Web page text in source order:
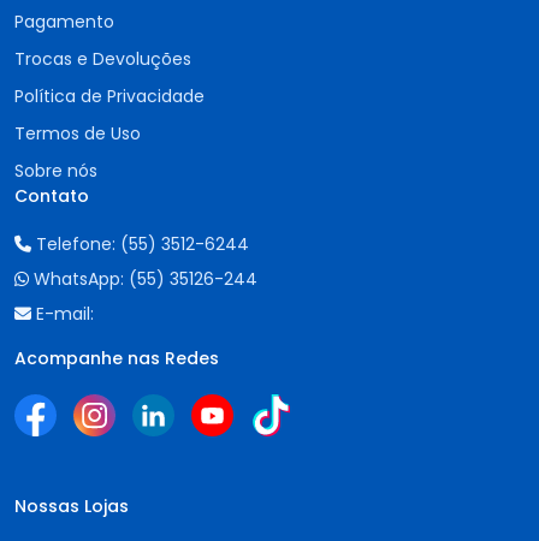
Pagamento
Trocas e Devoluções
Política de Privacidade
Termos de Uso
Sobre nós
Contato
Telefone: (55) 3512-6244
WhatsApp: (55) 35126-244
E-mail:
Acompanhe nas Redes
Nossas Lojas